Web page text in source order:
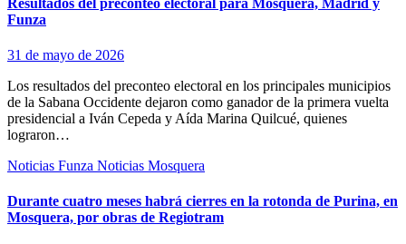
Funza
31 de mayo de 2026
Los resultados del preconteo electoral en los principales municipios
de la Sabana Occidente dejaron como ganador de la primera vuelta
presidencial a Iván Cepeda y Aída Marina Quilcué, quienes
lograron…
Noticias Funza Noticias Mosquera
Durante cuatro meses habrá cierres en la rotonda de Purina, en
Mosquera, por obras de Regiotram